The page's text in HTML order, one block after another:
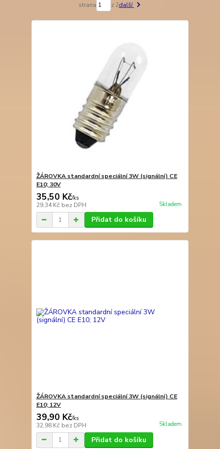
strana z 2další
ŽÁROVKA standardní speciální 3W (signální) CE
E10; 30V
35,50 Kč/ks
29,34 Kč bez DPH Skladem
Přidat do košíku
ŽÁROVKA standardní speciální 3W (signální) CE
E10; 12V
39,90 Kč/ks
32,98 Kč bez DPH Skladem
Přidat do košíku